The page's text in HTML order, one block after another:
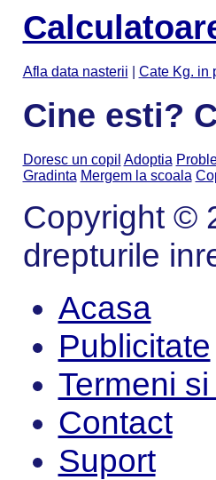
Afla data nasterii Cate Kg. in
Cine esti?
Doresc un copil Adoptia
Gradinta Mergem la scoala
Copyright ©
drepturile
Acasa
Publicitate
Termeni
Contact
Suport